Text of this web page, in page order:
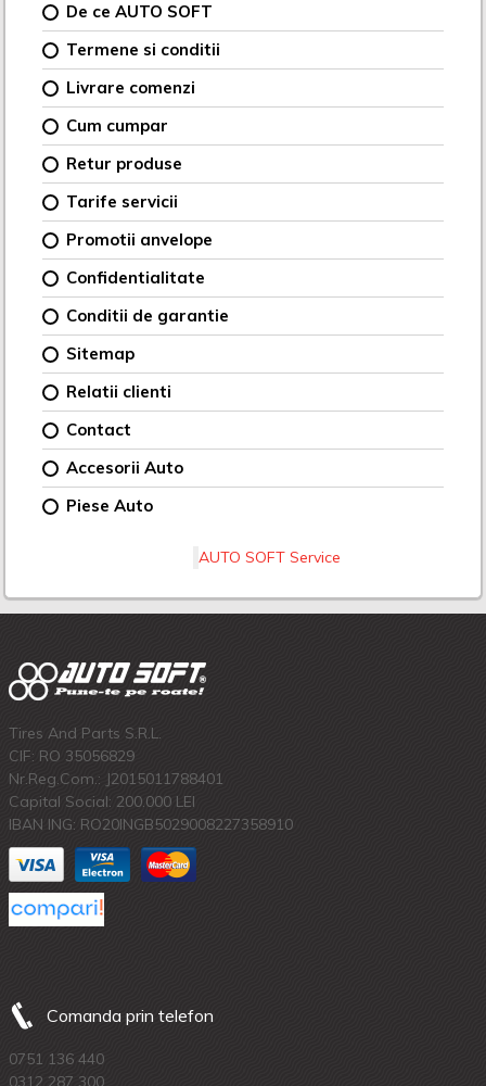
De ce AUTO SOFT
Termene si conditii
Livrare comenzi
Cum cumpar
Retur produse
Tarife servicii
Promotii anvelope
Confidentialitate
Conditii de garantie
Sitemap
Relatii clienti
Contact
Accesorii Auto
Piese Auto
AUTO SOFT Service
Tires And Parts S.R.L.
CIF: RO 35056829
Nr.Reg.Com.: J2015011788401
Capital Social: 200.000 LEI
IBAN ING: RO20INGB5029008227358910
Comanda prin telefon
0751 136 440
0312 287 300